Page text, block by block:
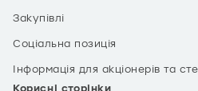
Закупівлі
Соціальна позиція
Інформація для акціонерів та